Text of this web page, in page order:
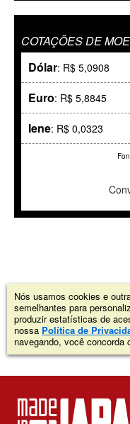
COTAÇÕES DE
Dólar: R$ 5,0908
Euro: R$ 5,8845
Iene: R$ 0,0323
Nós usamos cookies e
semelhantes para
produzir estatísticas de
nossa Política de
navegando, você concorda